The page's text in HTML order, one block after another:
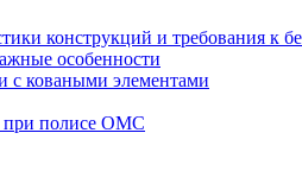
конструкций и требования к
особенности
с коваными элементами
при полисе ОМС